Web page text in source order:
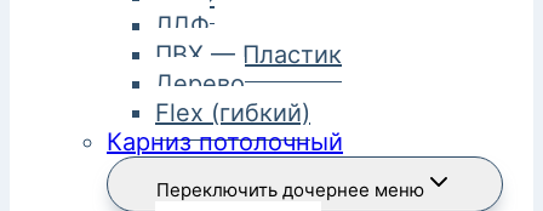
ЛДФ
ПВХ — Пластик
Дерево
Flex (гибкий)
Карниз потолочный
Переключить дочернее меню